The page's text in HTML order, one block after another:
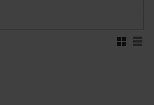
RutenettListe